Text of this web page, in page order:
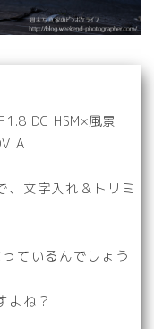
DG HSM×風景
、文字入れ＆トリミ
ているんでしょう
よね？